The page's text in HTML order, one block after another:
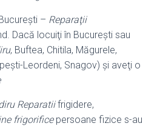
– Reparaţii
Dacă locuiţi în Bucureşti sau
, Buftea, Chitila, Măgurele,
Leordeni, Snagov) şi aveţi o
Reparatiifrigidere,
frigorificepersoane fizice s-au